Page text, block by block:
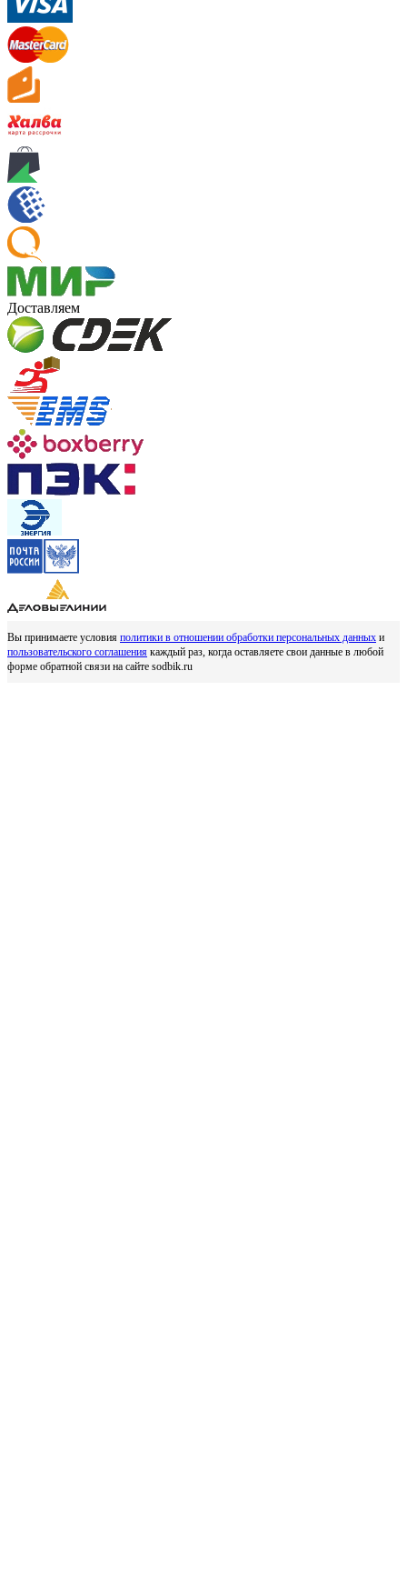
Доставляем
Вы принимаете условия политики в отношении обработки персональных данных и
пользовательского соглашения каждый раз, когда оставляете свои данные в любой
форме обратной связи на сайте sodbik.ru